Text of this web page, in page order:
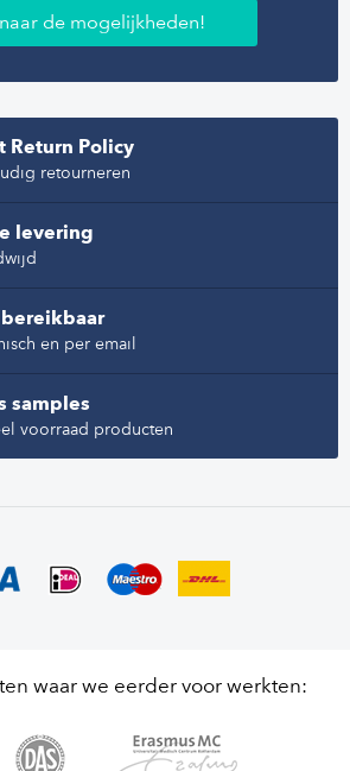
de mogelijkheden!
Return Policy
retourneren
levering
en per email
samples
voorraad producten
waar we eerder voor werkten: